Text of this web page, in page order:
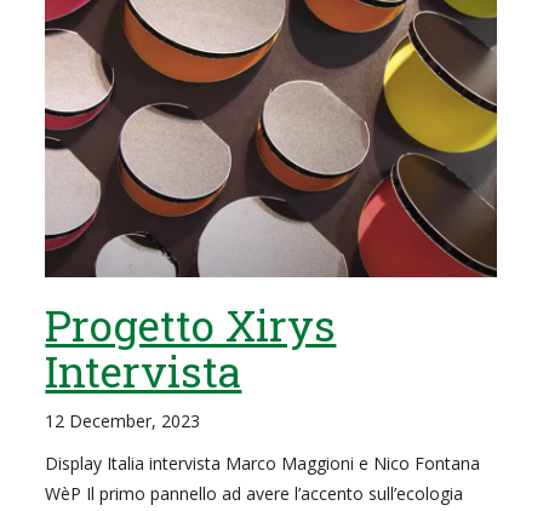
Progetto Xirys
Intervista
12 December, 2023
Display Italia intervista Marco Maggioni e Nico Fontana
WèP Il primo pannello ad avere l’accento sull’ecologia